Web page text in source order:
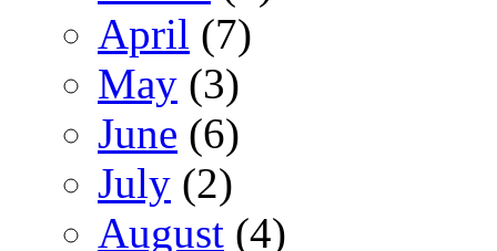
April (7)
May (3)
June (6)
July (2)
August (4)